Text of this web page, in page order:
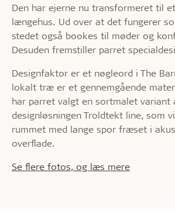
Den har ejerne nu transformeret til
længehus. Ud over at det fungerer
stedet også bookes til møder og
Desuden fremstiller parret
Designfaktor er et nøgleord i The
lokalt træ er et gennemgående
har parret valgt en sortmalet variant
designløsningen Troldtekt line, som
rummet med lange spor fræset i
overflade.
Se flere fotos, og læs mere